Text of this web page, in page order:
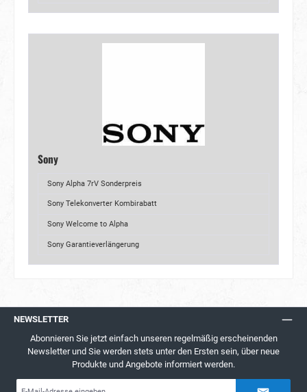
Sony
Sony Alpha 7rV Sonderpreis
Sony Telekonverter Kombirabatt
Sony Welcome to Alpha
Sony Garantieverlängerung
NEWSLETTER
Abonnieren Sie jetzt einfach unseren regelmäßig erscheinenden
Newsletter und Sie werden stets unter den Ersten sein, über neue
Produkte und Angebote informiert werden.